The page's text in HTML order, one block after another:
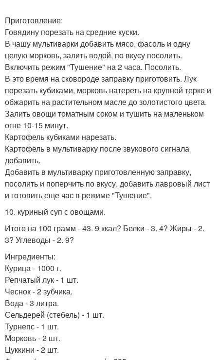
Приготовление:
Говядину порезать на средние куски.
В чашу мультиварки добавить мясо, фасоль и одну
целую морковь, залить водой, по вкусу посолить.
Включить режим "Тушение" на 2 часа. Посолить.
В это время на сковороде заправку приготовить. Лук
порезать кубиками, морковь натереть на крупной терке и
обжарить на растительном масле до золотистого цвета.
Залить овощи томатным соком и тушить на маленьком
огне 10-15 минут.
Картофель кубиками нарезать.
Картофель в мультиварку после звукового сигнала
добавить.
Добавить в мультиварку приготовленную заправку,
посолить и поперчить по вкусу, добавить лавровый лист
и готовить еще час в режиме "Тушение".
10. куриный суп с овощами.
Итого на 100 грамм - 43. 9 ккал? Белки - 3. 4? Жиры - 2.
3? Углеводы - 2. 9?
Ингредиенты:
Курица - 1000 г.
Репчатый лук - 1 шт.
Чеснок - 2 зубчика.
Вода - 3 литра.
Сельдерей (стебель) - 1 шт.
Турнепс - 1 шт.
Морковь - 2 шт.
Цуккини - 2 шт.